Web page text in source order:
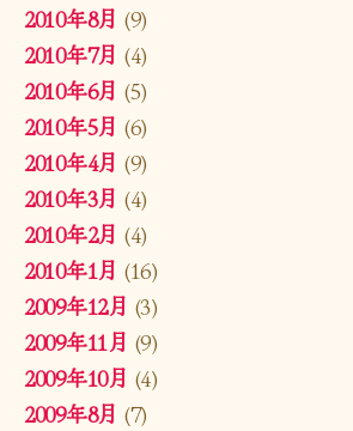
2010年8月 (9)
2010年7月 (4)
2010年6月 (5)
2010年5月 (6)
2010年4月 (9)
2010年3月 (4)
2010年2月 (4)
2010年1月 (16)
2009年12月 (3)
2009年11月 (9)
2009年10月 (4)
2009年8月 (7)